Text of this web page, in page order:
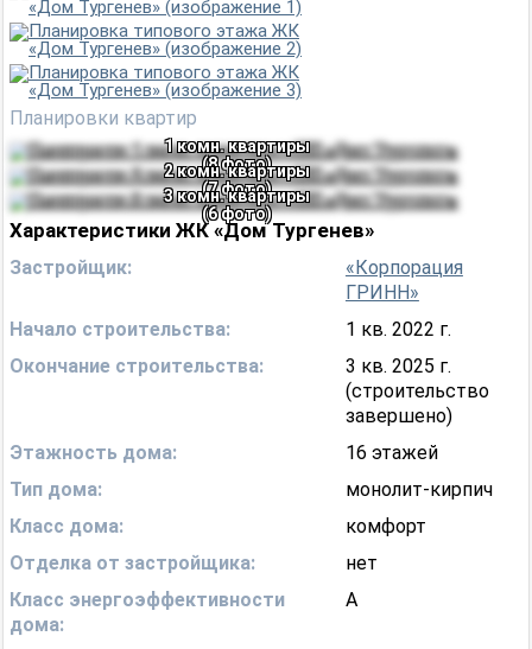
Планировки квартир
1 комн. квартиры
(8 фото)
2 комн. квартиры
(7 фото)
3 комн. квартиры
(6 фото)
Характеристики ЖК «Дом Тургенев»
Застройщик:
«Корпорация
ГРИНН»
Начало строительства:
1 кв. 2022 г.
Окончание строительства:
3 кв. 2025 г.
(строительство
завершено)
Этажность дома:
16 этажей
Тип дома:
монолит-кирпич
Класс дома:
комфорт
Отделка от застройщика:
нет
Класс энергоэффективности
дома:
A